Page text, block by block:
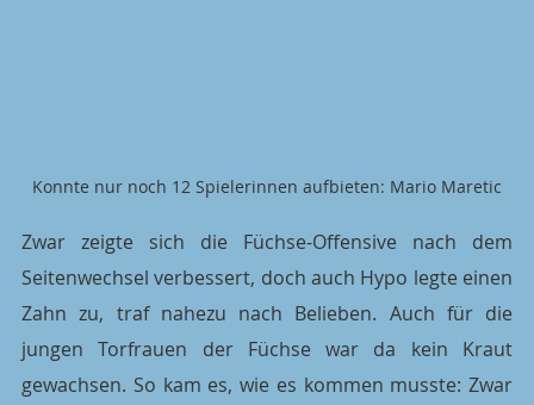
Konnte nur noch 12 Spielerinnen aufbieten: Mario Maretic
Zwar zeigte sich die Füchse-Offensive nach dem
Seitenwechsel verbessert, doch auch Hypo legte einen
Zahn zu, traf nahezu nach Belieben. Auch für die
jungen Torfrauen der Füchse war da kein Kraut
gewachsen. So kam es, wie es kommen musste: Zwar